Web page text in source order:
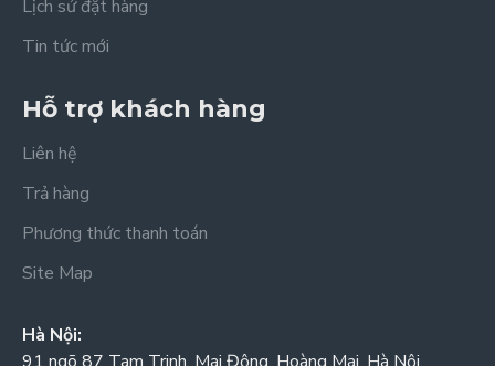
Lịch sử đặt hàng
Tin tức mới
Hỗ trợ khách hàng
Liên hệ
Trả hàng
Phương thức thanh toán
Site Map
Hà Nội: